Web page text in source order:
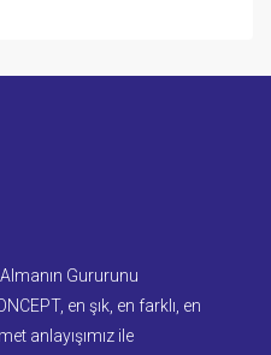
Gururunu
en şık, en farklı, en
anlayışımız ile